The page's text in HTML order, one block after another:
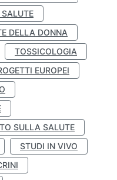
DELLA DONNA
TOSSICOLOGIA
EUROPEI
SULLA SALUTE
STUDI IN VIVO